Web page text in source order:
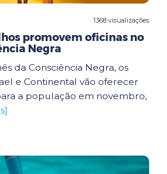
1368 visualizações
promovem oficinas no
Negra
da Consciência Negra, os
e Continental vão oferecer
a população em novembro,